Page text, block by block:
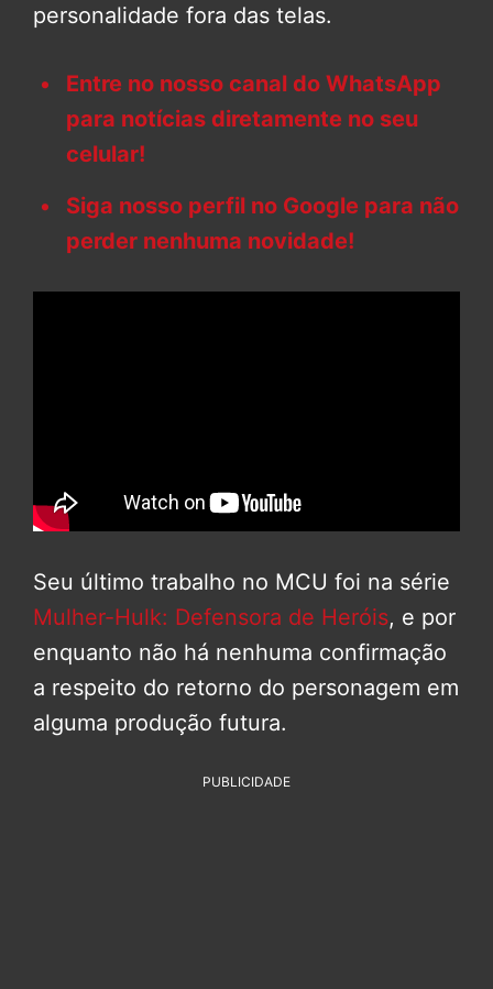
personalidade fora das telas.
Entre no nosso canal do WhatsApp
para notícias diretamente no seu
celular!
Siga nosso perfil no Google para não
perder nenhuma novidade!
Seu último trabalho no MCU foi na série
Mulher-Hulk: Defensora de Heróis, e por
enquanto não há nenhuma confirmação
a respeito do retorno do personagem em
alguma produção futura.
PUBLICIDADE